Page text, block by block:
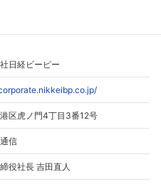
日経ビーピー
区虎ノ門4丁目3番12号
信
役社長 吉田直人